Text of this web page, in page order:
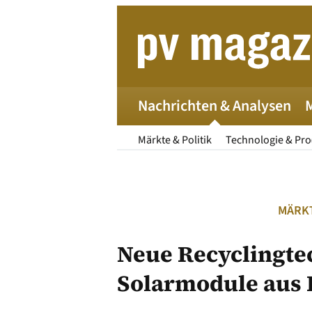
Nachrichten & Analysen
Märkte & Politik Technologie &
Neue
Solarmodule
Die